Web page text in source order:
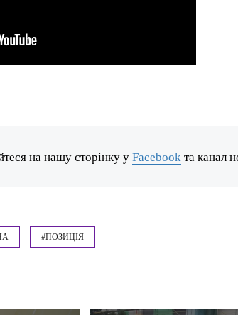
на нашу сторінку уFacebook та канал
#ПОЗИЦІЯ